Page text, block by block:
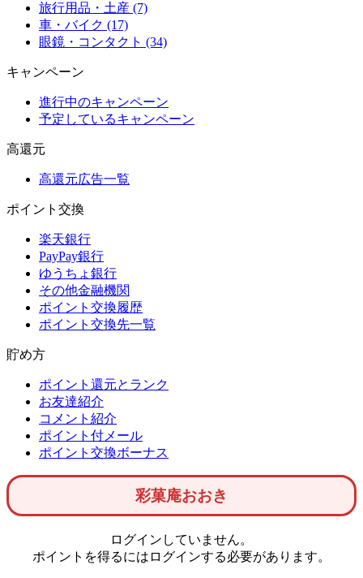
旅行用品・土産 (7)
車・バイク (17)
眼鏡・コンタクト (34)
キャンペーン
進行中のキャンペーン
予定しているキャンペーン
高還元
高還元広告一覧
ポイント交換
楽天銀行
PayPay銀行
ゆうちょ銀行
その他金融機関
ポイント交換履歴
ポイント交換先一覧
貯め方
ポイント還元とランク
お友達紹介
コメント紹介
ポイント付メール
ポイント交換ボーナス
彩菓庵おおき
ログインしていません。
ポイントを得るにはログインする必要があります。